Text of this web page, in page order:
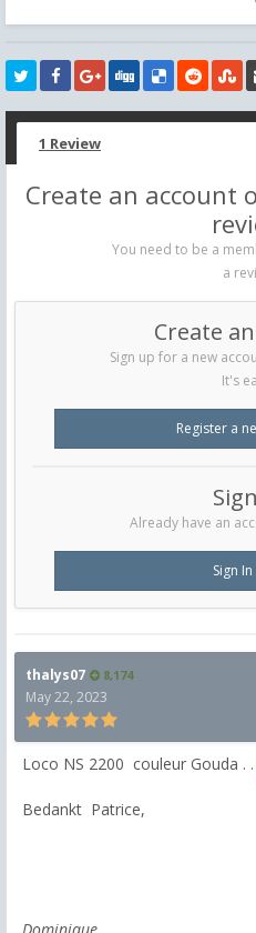
1 Review
Create an account
You need to be a
a
Create
Sign up for a new
It's
Register a
Already have an
Sign
thalys07 8,174
May 22, 2023
Loco NS 2200 couleur Gouda . .
Bedankt Patrice,